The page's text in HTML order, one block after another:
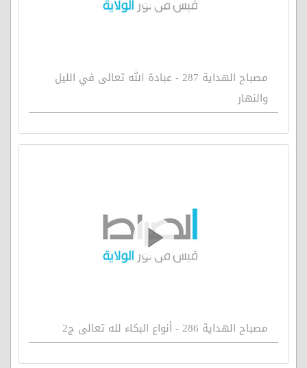
مصباح الهداية 287 - عبادة الله تعالى في الليل
والنهار
مصباح الهداية 286 - أنواع البكاء لله تعالى ج2